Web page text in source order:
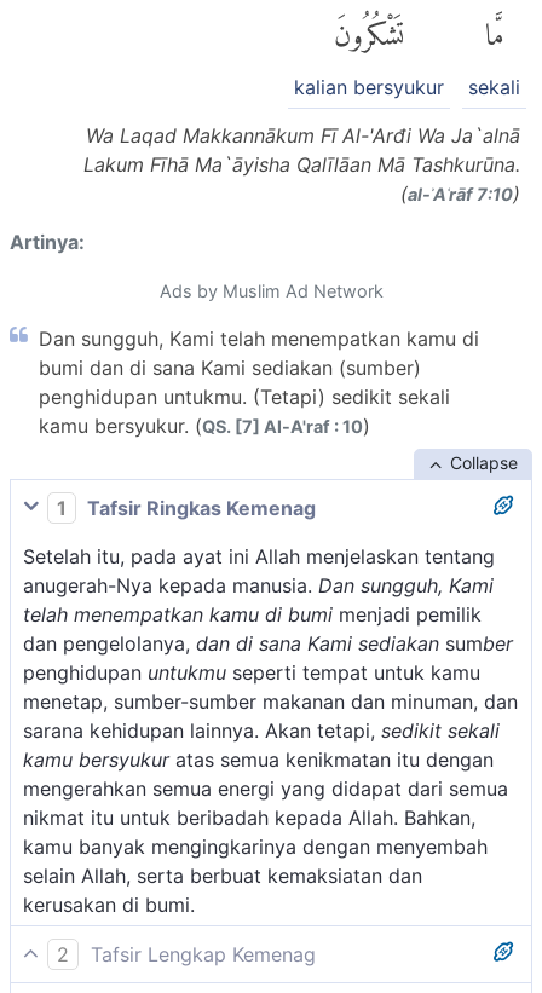
مَّا
sekali
تَشْكُرُونَ
kalian bersyukur
Wa Laqad Makkannākum Fī Al-'Arđi Wa Ja`alnā
Lakum Fīhā Ma`āyisha Qalīlāan Mā Tashkurūna.
(al-ʾAʿrāf 7:10)
Artinya:
Ads by Muslim Ad Network
Dan sungguh, Kami telah menempatkan kamu di
bumi dan di sana Kami sediakan (sumber)
penghidupan untukmu. (Tetapi) sedikit sekali
kamu bersyukur. (QS. [7] Al-A'raf : 10)
Collapse
1
Tafsir Ringkas Kemenag
Setelah itu, pada ayat ini Allah menjelaskan tentang
anugerah-Nya kepada manusia. Dan sungguh, Kami
telah menempatkan kamu di bumi menjadi pemilik
dan pengelolanya, dan di sana Kami sediakan sumber
penghidupan untukmu seperti tempat untuk kamu
menetap, sumber-sumber makanan dan minuman, dan
sarana kehidupan lainnya. Akan tetapi, sedikit sekali
kamu bersyukuratas semua kenikmatan itu dengan
mengerahkan semua energi yang didapat dari semua
nikmat itu untuk beribadah kepada Allah. Bahkan,
kamu banyak mengingkarinya dengan menyembah
selain Allah, serta berbuat kemaksiatan dan
kerusakan di bumi.
2
Tafsir Lengkap Kemenag